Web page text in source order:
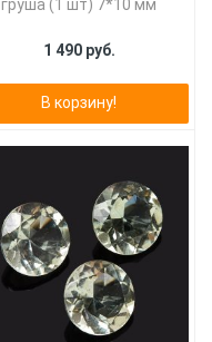
груша (1 шт) 7*10 мм
1 490 руб.
В корзину!